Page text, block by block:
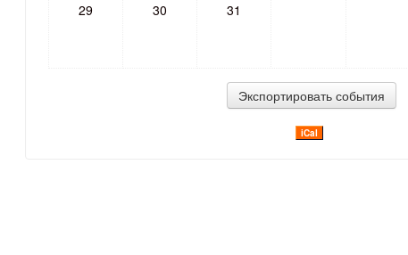
29 30 31
iCal